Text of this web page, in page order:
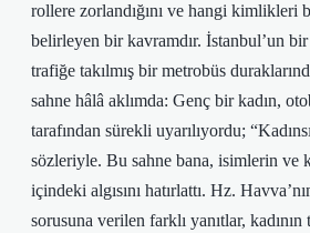
rollere zorlandığını ve hangi kimlikleri
belirleyen bir kavramdır. İstanbul’un bir
trafiğe takılmış bir metrobüs
sahne hâlâ aklımda: Genç bir kadın,
tarafından sürekli uyarılıyordu;
sözleriyle. Bu sahne bana, isimlerin
içindeki algısını hatırlattı. Hz.
sorusuna verilen farklı yanıtlar, kadının